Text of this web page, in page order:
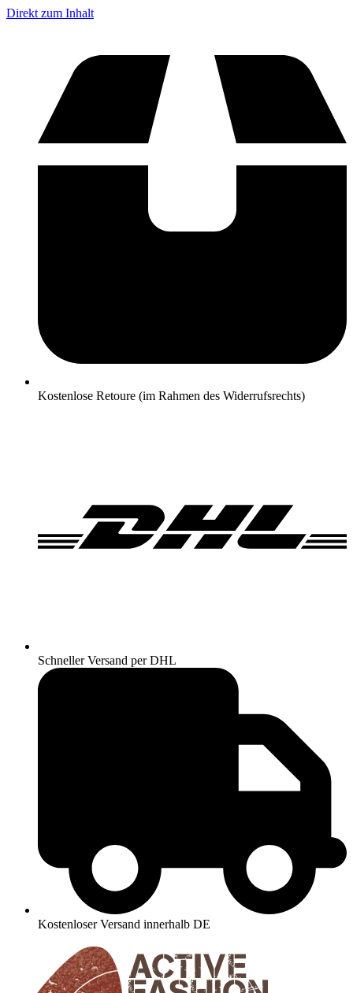
Direkt zum Inhalt
Kostenlose Retoure (im Rahmen des Widerrufsrechts)
Schneller Versand per DHL
Kostenloser Versand innerhalb DE